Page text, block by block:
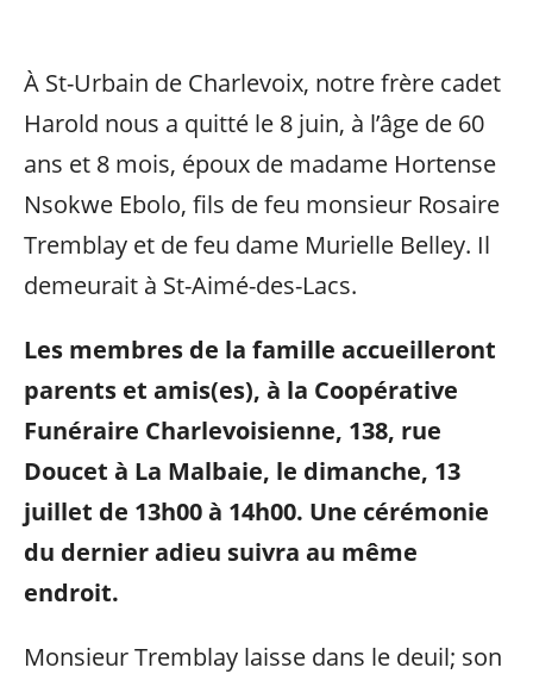
À St-Urbain de Charlevoix, notre frère cadet
Harold nous a quitté le 8 juin, à l’âge de 60
ans et 8 mois, époux de madame Hortense
Nsokwe Ebolo, fils de feu monsieur Rosaire
Tremblay et de feu dame Murielle Belley. Il
demeurait à St-Aimé-des-Lacs.
Les membres de la famille accueilleront
parents et amis(es), à la Coopérative
Funéraire Charlevoisienne, 138, rue
Doucet à La Malbaie, le dimanche, 13
juillet de 13h00 à 14h00. Une cérémonie
du dernier adieu suivra au même
endroit.
Monsieur Tremblay laisse dans le deuil; son